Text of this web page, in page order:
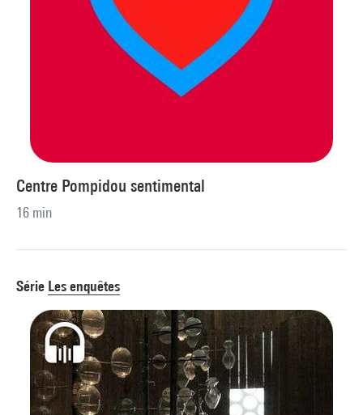
Centre Pompidou sentimental
16 min
Série Les enquêtes